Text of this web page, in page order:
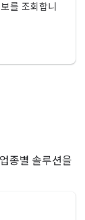
를 조회합니
종별 솔루션을